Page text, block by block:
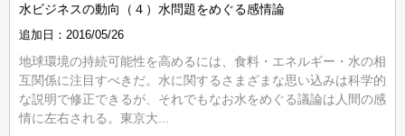
水ビジネスの動向（４）水問題をめぐる感情論
追加日：2016/05/26
地球環境の持続可能性を高めるには、食料・エネルギー・水の相
互関係に注目すべきだ。水に関するさまざまな思い込みは科学的
な説明で修正できるが、それでもなお水をめぐる議論は人間の感
情に左右される。東京大...